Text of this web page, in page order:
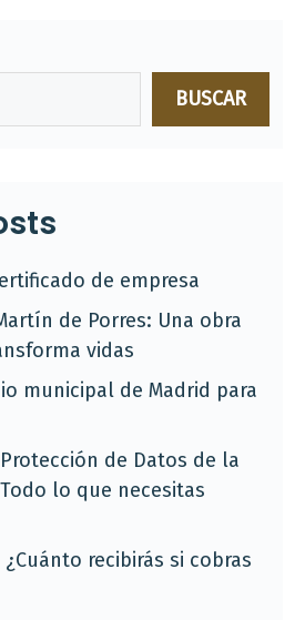
BUSCAR
de empresa
de Porres: Una obra
vidas
municipal de Madrid para
de Datos de la
lo que necesitas
recibirás si cobras